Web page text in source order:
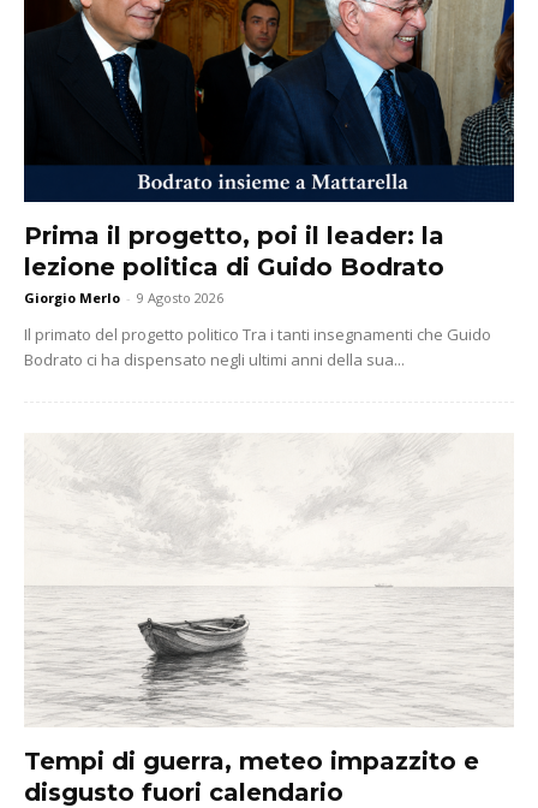
Prima il progetto, poi il leader: la
lezione politica di Guido Bodrato
Giorgio Merlo - 9 Agosto 2026
Il primato del progetto politico Tra i tanti insegnamenti che Guido
Bodrato ci ha dispensato negli ultimi anni della sua...
Tempi di guerra, meteo impazzito e
disgusto fuori calendario